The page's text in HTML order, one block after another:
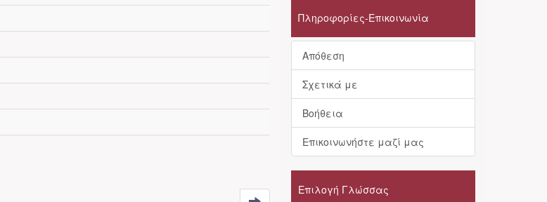
Πληροφορίες-Επικοινωνία
Απόθεση
Σχετικά με
Βοήθεια
Επικοινωνήστε μαζί μας
Επιλογή Γλώσσας